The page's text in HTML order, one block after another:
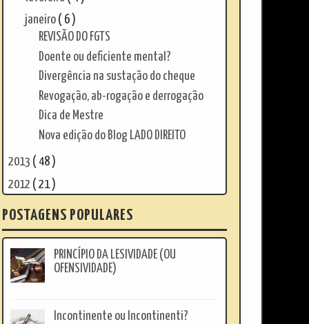
janeiro ( 6 )
REVISÃO DO FGTS
Doente ou deficiente mental?
Divergência na sustação do cheque
Revogação, ab-rogação e derrogação
Dica de Mestre
Nova edição do Blog LADO DIREITO
2013 ( 48 )
2012 ( 21 )
POSTAGENS POPULARES
PRINCÍPIO DA LESIVIDADE (OU
OFENSIVIDADE)
Incontinente ou Incontinenti?